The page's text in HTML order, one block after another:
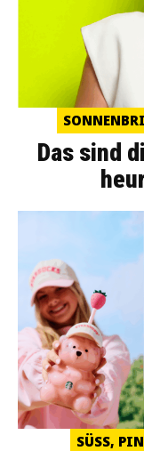
Das sind
SÜSS,